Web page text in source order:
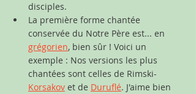
disciples.
La première forme chantée
conservée du Notre Père est... en
grégorien, bien sûr ! Voici un
exemple : Nos versions les plus
chantées sont celles de Rimski-
Korsakov et de Duruflé. J'aime bien